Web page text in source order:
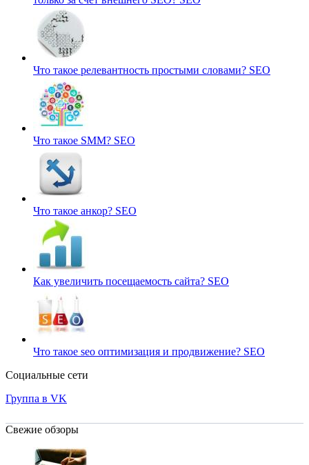
Что такое релевантность простыми словами? SEO
Что такое SMM? SEO
Что такое анкор? SEO
Как увеличить посещаемость сайта? SEO
Что такое seo оптимизация и продвижение? SEO
Социальные сети
Группа в VK
Свежие обзоры